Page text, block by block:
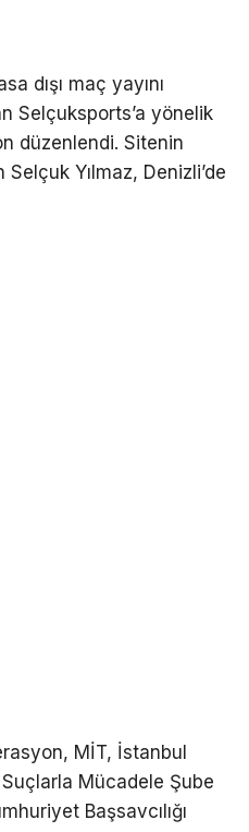
dışı maç yayını
Selçuksports’a yönelik
düzenlendi. Sitenin
Yılmaz, Denizli’de
MİT, İstanbul
Mücadele Şube
Başsavcılığı